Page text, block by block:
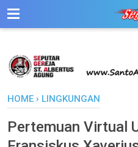
HOME › LINGKUNGAN
Pertemuan Virtual